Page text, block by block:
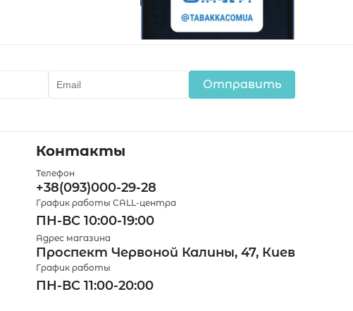
Отправить
Контакты
Телефон
+38(093)000-29-28
График работы CALL-центра
ПН-ВС 10:00-19:00
Адрес магазина
Проспект Червоной Калины, 47, Киев
График работы
ПН-ВС 11:00-20:00